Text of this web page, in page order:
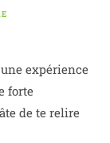
expérience
forte
de te relire